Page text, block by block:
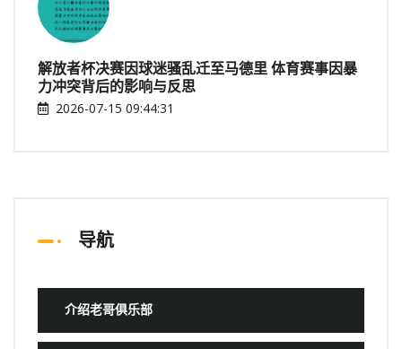
解放者杯决赛因球迷骚乱迁至马德里 体育赛事因暴
力冲突背后的影响与反思
2026-07-15 09:44:31
导航
介绍老哥俱乐部